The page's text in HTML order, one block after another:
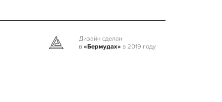
Дизайн сделан
в«Бермудах» в 2019 году